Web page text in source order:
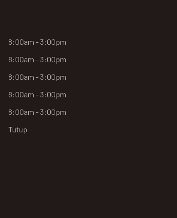
8:00am - 3:00pm
8:00am - 3:00pm
8:00am - 3:00pm
8:00am - 3:00pm
8:00am - 3:00pm
Tutup